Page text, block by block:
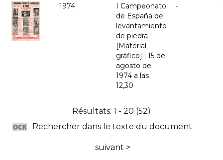
1974
I Campeonato
de España de
levantamiento
de piedra
[Material
gráfico] : 15 de
agosto de
1974 a las
12,30
-
Résultats: 1 - 20 (52)
Rechercher dans le texte du document
suivant >